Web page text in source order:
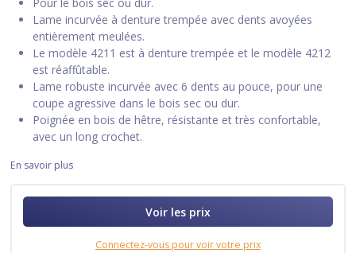
Lame incurvée à denture trempée avec dents avoyées
entièrement meulées.
Le modèle 4211 est à denture trempée et le modèle 4212
est réaffûtable.
Lame robuste incurvée avec 6 dents au pouce, pour une
coupe agressive dans le bois sec ou dur.
Poignée en bois de hêtre, résistante et très confortable,
avec un long crochet.
En savoir plus
Voir les prix
Connectez-vous pour voir votre prix